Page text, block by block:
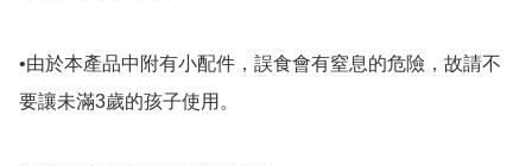
•由於本產品中附有小配件，誤食會有窒息的危險，故請不
要讓未滿3歲的孩子使用。